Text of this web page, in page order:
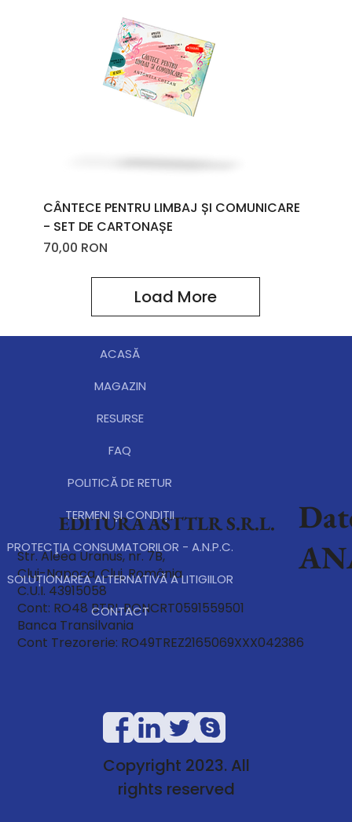
CÂNTECE PENTRU LIMBAJ ȘI COMUNICARE
- SET DE CARTONAȘE
Price
70,00 RON
Load More
EDITURA ASTTLR S.R.L.
Str. Aleea Uranus, nr. 7B,
Cluj-Napoca, Cluj, România
C.U.I. 43915058
Cont: RO48 BTRL RONCRT0591559501
Banca Transilvania
Cont Trezorerie: RO49TREZ2165069XXX042386
ACASĂ
MAGAZIN
RESURSE
FAQ
POLITICĂ DE RETUR
TERMENI ȘI CONDIȚII
PROTECŢIA CONSUMATORILOR - A.N.P.C.
SOLUȚIONAREA ALTERNATIVĂ A LITIGIILOR
CONTACT
Copyright 2023. All
rights reserved